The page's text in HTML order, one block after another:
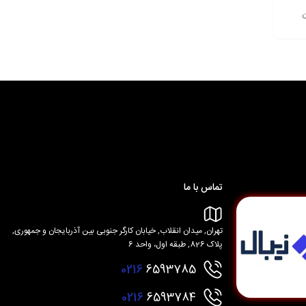
تماس با ما
تهران, میدان انقلاب, خیابان کارگر جنوبی بین آذربایجان و جمهوری,
پلاک 826, طبقه اول، واحد 6
02166593785
02166593784